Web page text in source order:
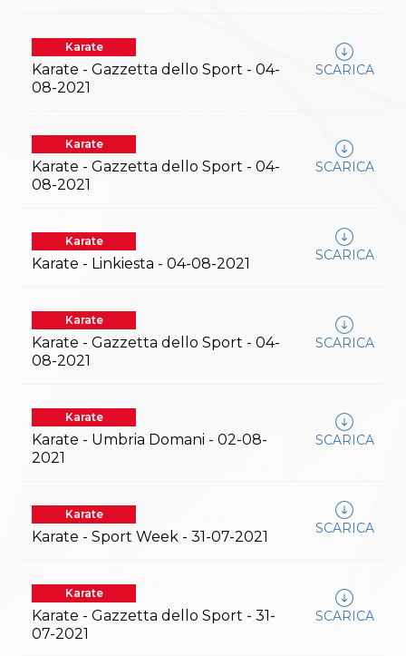
Karate
Karate - Gazzetta dello Sport - 04-
08-2021
SCARICA
Karate
Karate - Gazzetta dello Sport - 04-
08-2021
SCARICA
Karate
Karate - Linkiesta - 04-08-2021 SCARICA
Karate
Karate - Gazzetta dello Sport - 04-
08-2021
SCARICA
Karate
Karate - Umbria Domani - 02-08-
2021
SCARICA
Karate
Karate - Sport Week - 31-07-2021 SCARICA
Karate
Karate - Gazzetta dello Sport - 31-
07-2021
SCARICA